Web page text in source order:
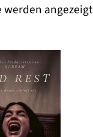
werden angezeigt